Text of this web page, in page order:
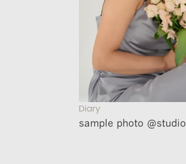
Diary
sample photo @studio